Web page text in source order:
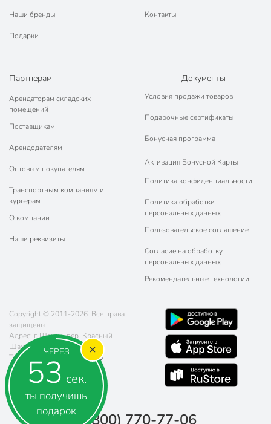
ЧЕРЕЗ
52 сек.
ты получишь
подарок
Наши бренды
Подарки
Контакты
Партнерам
Арендаторам складских
помещений
Поставщикам
Арендодателям
Оптовым покупателям
Транспортным компаниям и
курьерам
О компании
Наши реквизиты
Документы
Условия продажи товаров
Подарочные сертификаты
Бонусная программа
Активация Бонусной Карты
Политика конфиденциальности
Политика обработки
персональных данных
Пользовательское соглашение
Согласие на обработку
персональных данных
Рекомендательные технологии
Copyright © 2011-2026. Все права
защищены.
Адрес: г. Шахты, пер. Красный
Шахтёр, д. 78
Телефон:
8 (800) 770-77-06
Почта:sales@poryadok.ru
8 (800) 770-77-06